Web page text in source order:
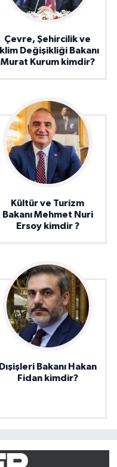
Çevre, Şehircilik ve
İklim Değişikliği Bakanı
Murat Kurum kimdir?
Kültür ve Turizm
Bakanı Mehmet Nuri
Ersoy kimdir ?
Dışişleri Bakanı Hakan
Fidan kimdir?